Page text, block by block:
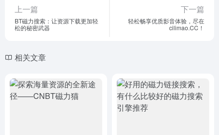
上一篇
BT磁力搜索：让资源下载更加轻
松的秘密武器
下一篇
轻松畅享优质影音体验，尽在
cilimao.CC！
相关文章